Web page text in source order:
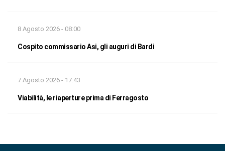
8 Agosto 2026 - 08:00
Cospito commissario Asi, gli auguri di Bardi
7 Agosto 2026 - 17:43
Viabilità, le riaperture prima di Ferragosto